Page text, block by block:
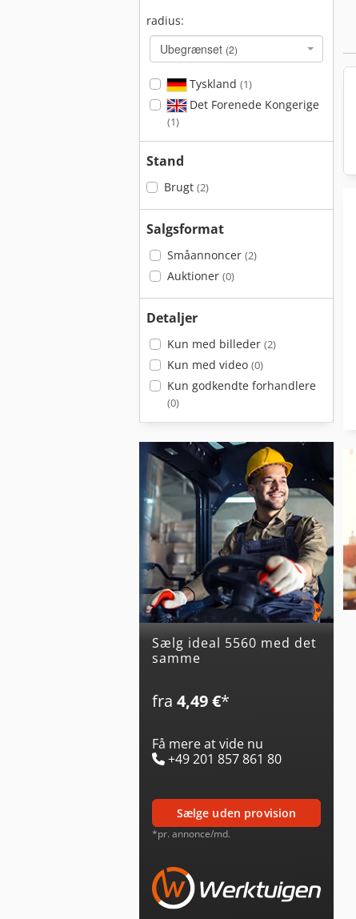
radius:
Ubegrænset (2)
Tyskland (1)
Det Forenede Kongerige
(1)
Stand
Brugt (2)
Salgsformat
Småannoncer (2)
Auktioner (0)
Detaljer
Kun med billeder (2)
Kun med video (0)
Kun godkendte forhandlere
(0)
Sælg ideal 5560 med det
samme
fra 4,49 €*
Få mere at vide nu
+49 201 857 861 80
sælge uden provision
*pr. annonce/md.